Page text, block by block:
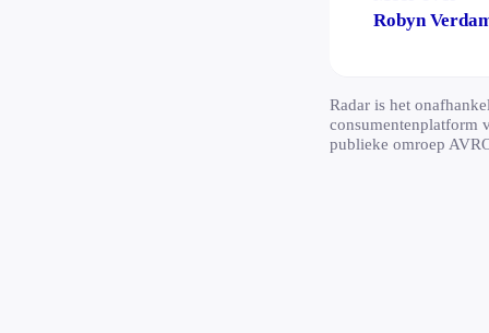
Robyn
Radar is het
consumentenplatform
publieke omroep